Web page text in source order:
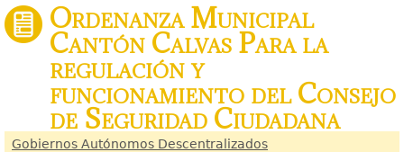
Ordenanza Municipal
Cantón Calvas Para la
regulación y
funcionamiento del Consejo
de Seguridad Ciudadana
Gobiernos Autónomos Descentralizados